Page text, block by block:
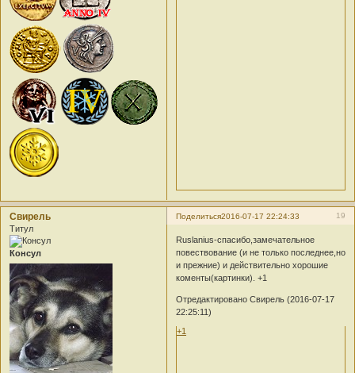
Поделиться 19
2016-07-17 22:24:33
Свирель
Титул
Консул
Ruslanius-спасибо,замечательное
повествование (и не только последнее,но
и прежние) и действительно хорошие
коменты(картинки). +1
Отредактировано Свирель (2016-07-17
22:25:11)
+1